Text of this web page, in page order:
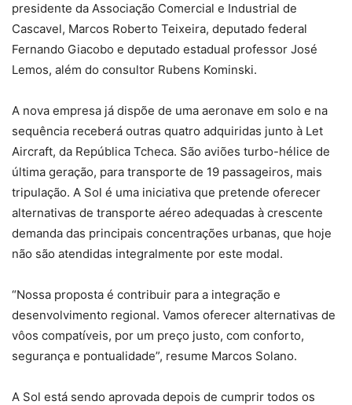
presidente da Associação Comercial e Industrial de
Cascavel, Marcos Roberto Teixeira, deputado federal
Fernando Giacobo e deputado estadual professor José
Lemos, além do consultor Rubens Kominski.
A nova empresa já dispõe de uma aeronave em solo e na
sequência receberá outras quatro adquiridas junto à Let
Aircraft, da República Tcheca. São aviões turbo-hélice de
última geração, para transporte de 19 passageiros, mais
tripulação. A Sol é uma iniciativa que pretende oferecer
alternativas de transporte aéreo adequadas à crescente
demanda das principais concentrações urbanas, que hoje
não são atendidas integralmente por este modal.
“Nossa proposta é contribuir para a integração e
desenvolvimento regional. Vamos oferecer alternativas de
vôos compatíveis, por um preço justo, com conforto,
segurança e pontualidade”, resume Marcos Solano.
A Sol está sendo aprovada depois de cumprir todos os